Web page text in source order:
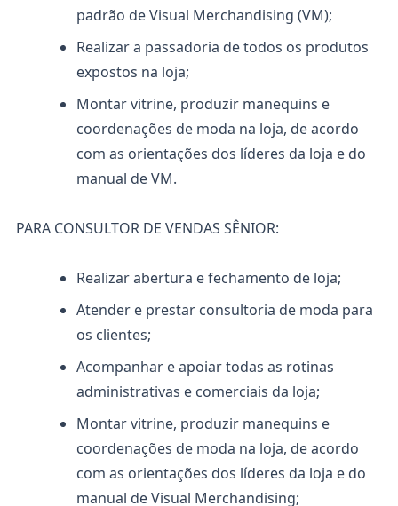
padrão de Visual Merchandising (VM);
Realizar a passadoria de todos os produtos
expostos na loja;
Montar vitrine, produzir manequins e
coordenações de moda na loja, de acordo
com as orientações dos líderes da loja e do
manual de VM.
PARA CONSULTOR DE VENDAS SÊNIOR:
Realizar abertura e fechamento de loja;
Atender e prestar consultoria de moda para
os clientes;
Acompanhar e apoiar todas as rotinas
administrativas e comerciais da loja;
Montar vitrine, produzir manequins e
coordenações de moda na loja, de acordo
com as orientações dos líderes da loja e do
manual de Visual Merchandising;